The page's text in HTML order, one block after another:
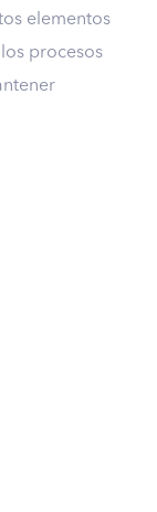
elementos
procesos